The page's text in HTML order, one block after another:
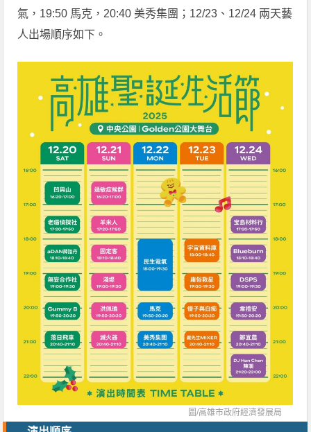
氣，19:50 馬克，20:40 美秀集團；12/23、12/24 兩天藝
人出場順序如下。
圖/高雄市政府經濟發展局